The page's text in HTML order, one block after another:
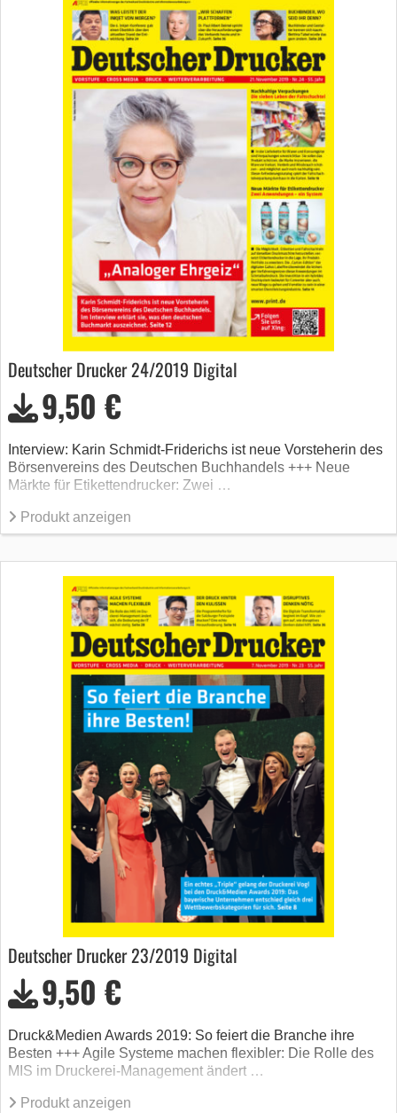
Deutscher Drucker 24/2019 Digital
9,50 €
Interview: Karin Schmidt-Friderichs ist neue Vorsteherin des
Börsenvereins des Deutschen Buchhandels +++ Neue
Märkte für Etikettendrucker: Zwei …
Produkt anzeigen
Deutscher Drucker 23/2019 Digital
9,50 €
Druck&Medien Awards 2019: So feiert die Branche ihre
Besten +++ Agile Systeme machen flexibler: Die Rolle des
MIS im Druckerei-Management ändert …
Produkt anzeigen